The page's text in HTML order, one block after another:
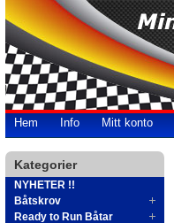
Hem Info Mitt konto
Kategorier
NYHETER !!
Båtskrov
Ready to Run Båtar